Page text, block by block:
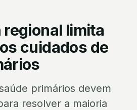
limita
cuidados de
primários devem
resolver a maioria